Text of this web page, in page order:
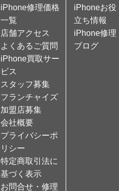
iPhone修理価格
一覧
店舗アクセス
よくあるご質問
iPhone買取サー
ビス
スタッフ募集
フランチャイズ
加盟店募集
会社概要
プライバシーポ
リシー
特定商取引法に
基づく表示
お問合せ・修理
iPhoneお役
立ち情報
iPhone修理
ブログ